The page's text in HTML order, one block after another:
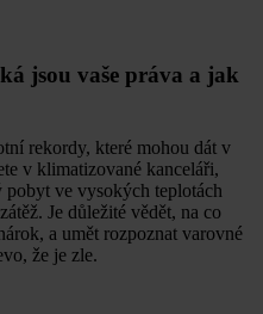
jsou vaše práva a jak
rekordy, které mohou dát v
v klimatizované kanceláři,
pobyt ve vysokých teplotách
Je důležité vědět, na co
a umět rozpoznat varovné
že je zle.